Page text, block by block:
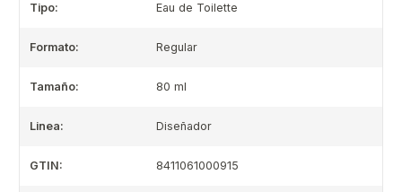
Tipo: Eau de Toilette
Formato: Regular
Tamaño: 80 ml
Linea: Diseñador
GTIN: 8411061000915